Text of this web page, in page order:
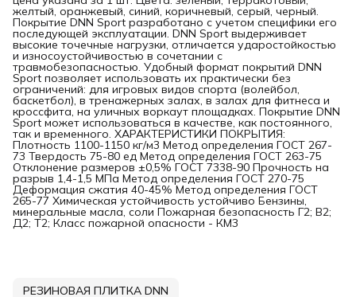
желтый, оранжевый, синий, коричневый, серый, черный.
Покрытие DNN Sport разработано с учетом специфики его
последующей эксплуатации. DNN Sport выдерживает
высокие точечные нагрузки, отличается ударостойкостью
и износоустойчивостью в сочетании с
травмобезопасностью. Удобный формат покрытий DNN
Sport позволяет использовать их практически без
ограничений: для игровых видов спорта (волейбол,
баскетбол), в тренажерных залах, в залах для фитнеса и
кроссфита, на уличных воркаут площадках. Покрытие DNN
Sport может использоваться в качестве, как постоянного,
так и временного. ХАРАКТЕРИСТИКИ ПОКРЫТИЯ:
Плотность 1100-1150 кг/м3 Метод определения ГОСТ 267-
73 Твердость 75-80 ед Метод определения ГОСТ 263-75
Отклонение размеров ±0,5% ГОСТ 7338-90 Прочность на
разрыв 1,4-1,5 МПа Метод определения ГОСТ 270-75
Деформация сжатия 40-45% Метод определения ГОСТ
265-77 Химическая устойчивость устойчиво Бензины,
минеральные масла, соли Пожарная безопасность Г2; В2;
Д2; Т2; Класс пожарной опасности - КМ3
РЕЗИНОВАЯ ПЛИТКА DNN